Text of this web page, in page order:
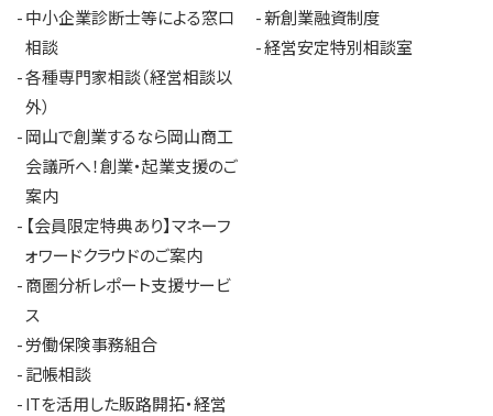
中小企業診断士等による窓口
相談
各種専門家相談（経営相談以
外）
岡山で創業するなら岡山商工
会議所へ！創業・起業支援のご
案内
【会員限定特典あり】マネーフ
ォワードクラウドのご案内
商圏分析レポート支援サービ
ス
労働保険事務組合
記帳相談
ITを活用した販路開拓・経営
新創業融資制度
経営安定特別相談室